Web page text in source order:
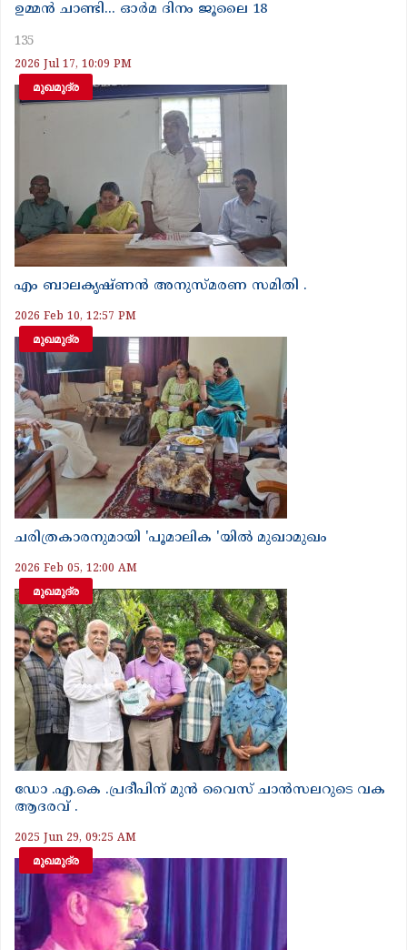
ഉമ്മൻ ചാണ്ടി... ഓർമ ദിനം ജൂലൈ 18
135
2026 Jul 17, 10:09 PM
മുഖമുദ്ര
എം ബാലകൃഷ്ണൻ അനുസ്മരണ സമിതി .
2026 Feb 10, 12:57 PM
മുഖമുദ്ര
ചരിത്രകാരനുമായി 'പൂമാലിക 'യിൽ മുഖാമുഖം
2026 Feb 05, 12:00 AM
മുഖമുദ്ര
ഡോ .എ.കെ .പ്രദീപിന് മുൻ വൈസ് ചാൻസലറുടെ വക
ആദരവ് .
2025 Jun 29, 09:25 AM
മുഖമുദ്ര